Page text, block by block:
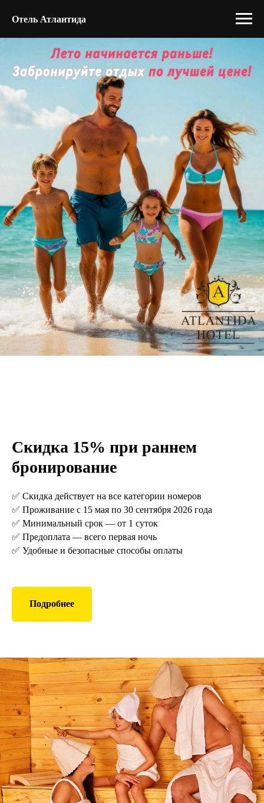
Отель Атлантида
Скидка 15% при раннем
бронирование
✅ Скидка действует на все категории номеров
✅ Проживание с 15 мая по 30 сентября 2026 года
✅ Минимальный срок — от 1 суток
✅ Предоплата — всего первая ночь
✅ Удобные и безопасные способы оплаты
Подробнее